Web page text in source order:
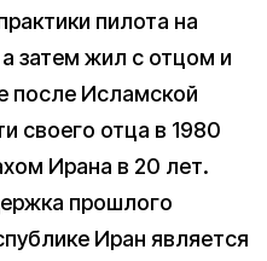
пилота на
затем жил с отцом и
после Исламской
своего отца в 1980
Ирана в 20 лет.
прошлого
Иран является